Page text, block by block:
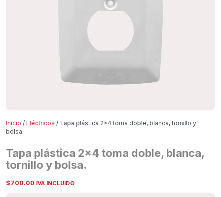
Inicio / Eléctricos / Tapa plástica 2×4 toma doble, blanca, tornillo y
bolsa.
Tapa plástica 2×4 toma doble, blanca,
tornillo y bolsa.
$700.00 IVA INCLUIDO